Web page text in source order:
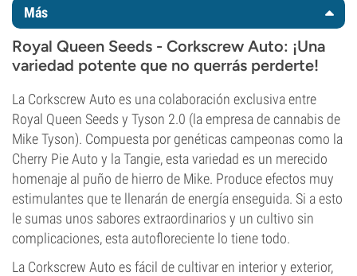
Más
Royal Queen Seeds - Corkscrew Auto: ¡Una
variedad potente que no querrás perderte!
La Corkscrew Auto es una colaboración exclusiva entre
Royal Queen Seeds y Tyson 2.0 (la empresa de cannabis de
Mike Tyson). Compuesta por genéticas campeonas como la
Cherry Pie Auto y la Tangie, esta variedad es un merecido
homenaje al puño de hierro de Mike. Produce efectos muy
estimulantes que te llenarán de energía enseguida. Si a esto
le sumas unos sabores extraordinarios y un cultivo sin
complicaciones, esta autofloreciente lo tiene todo.
La Corkscrew Auto es fácil de cultivar en interior y exterior,